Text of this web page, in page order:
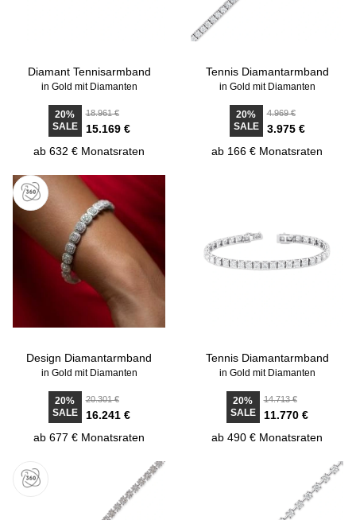
Diamant Tennisarmband
in Gold mit Diamanten
20%
SALE
18.961 €
15.169 €
ab 632 € Monatsraten
Tennis Diamantarmband
in Gold mit Diamanten
20%
SALE
4.969 €
3.975 €
ab 166 € Monatsraten
Design Diamantarmband
in Gold mit Diamanten
20%
SALE
20.301 €
16.241 €
ab 677 € Monatsraten
Tennis Diamantarmband
in Gold mit Diamanten
20%
SALE
14.713 €
11.770 €
ab 490 € Monatsraten